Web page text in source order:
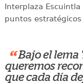
Interplaza
puntos
“ Bajo el lema
queremos
que cada día